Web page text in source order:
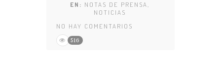
EN: NOTAS DE PRENSA,
NOTICIAS
NO HAY COMENTARIOS
516